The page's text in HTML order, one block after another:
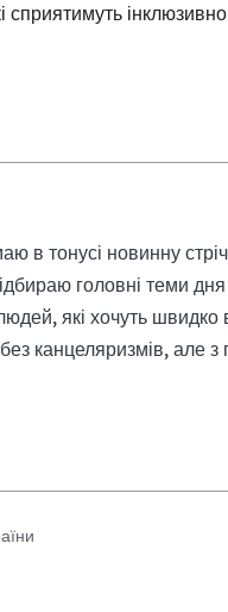
сприятимуть
в тонусі новинну
головні теми
які хочуть
канцеляризмів, але з